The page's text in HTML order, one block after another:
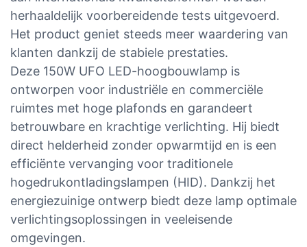
herhaaldelijk voorbereidende tests uitgevoerd.
Het product geniet steeds meer waardering van
klanten dankzij de stabiele prestaties.
Deze 150W UFO LED-hoogbouwlamp is
ontworpen voor industriële en commerciële
ruimtes met hoge plafonds en garandeert
betrouwbare en krachtige verlichting. Hij biedt
direct helderheid zonder opwarmtijd en is een
efficiënte vervanging voor traditionele
hogedrukontladingslampen (HID). Dankzij het
energiezuinige ontwerp biedt deze lamp optimale
verlichtingsoplossingen in veeleisende
omgevingen.